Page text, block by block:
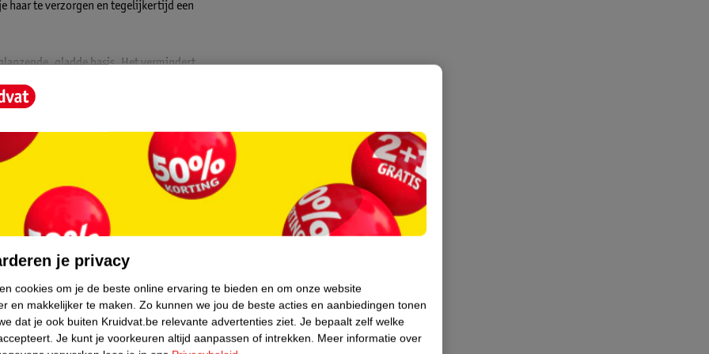
haar te verzorgen en tegelijkertijd een
gladde basis. Het vermindert
Deze hittebeschermende spray biedt
hittebescherming en een glanzende
je privacy
cookies om je de beste online ervaring te bieden en om onze website
en makkelijker te maken. Zo kunnen we jou de beste acties en aanbiedingen tonen
dat je ook buiten Kruidvat.be relevante advertenties ziet. Je bepaalt zelf welke
Je kunt je voorkeuren altijd aanpassen of intrekken. Meer informatie over